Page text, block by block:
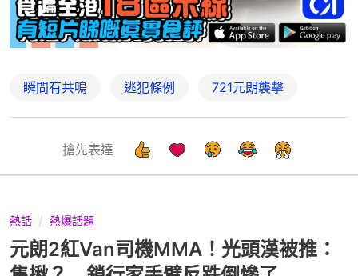
瞬間有共鳴 逃犯條例 721元朗襲擊
搶先表達
熱話 熱爆話題
元朗2紅Van司機MMA！光頭漢被推：